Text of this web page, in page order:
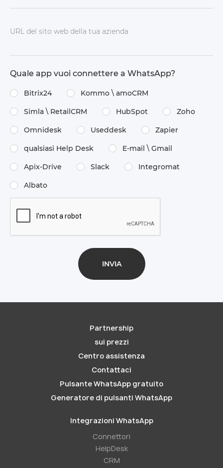
URL del sito web della tua azienda
Quale app vuoi connettere a WhatsApp?
Bitrix24 Kommo \​ amoCRM
Simla \​ RetailCRM HubSpot Zoho
Omnidesk Useddesk Zapier
qualsiasi Help Desk E-mail \​ Gmail
Apix-Drive Slack Integromat
Albato
Partnership
sui prezzi
Centro assistenza
Contattaci
Pulsante WhatsApp gratuito
Generatore di pulsanti WhatsApp
Integrazioni WhatsApp
Connettori
HelpDesk
CRM